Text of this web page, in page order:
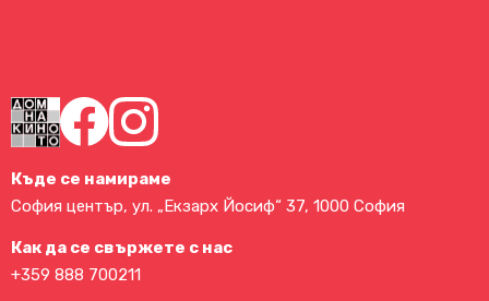
Къде се намираме
София център, ул. „Екзарх Йосиф“ 37, 1000 София
Как да се свържете с нас
+359 888 700211